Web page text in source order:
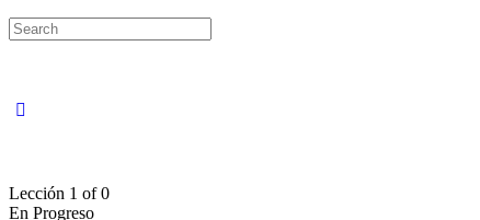
Search
for:
Lección 1 of 0
En Progreso